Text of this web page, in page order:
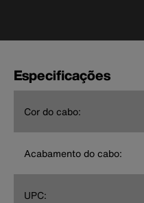
Especificações
Cor do cabo:
Acabamento do cabo:
UPC: